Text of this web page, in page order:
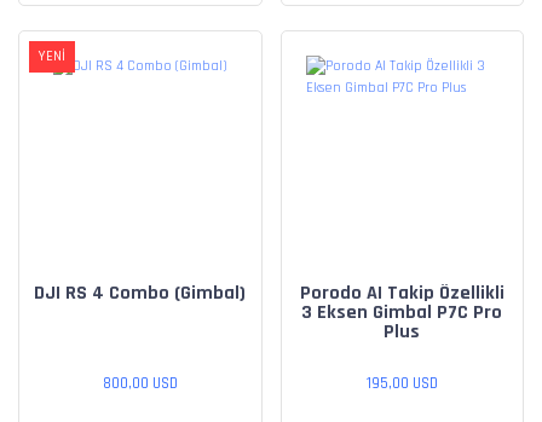
YENİ
DJI RS 4 Combo (Gimbal)
800,00 USD
Porodo AI Takip Özellikli
3 Eksen Gimbal P7C Pro
Plus
195,00 USD